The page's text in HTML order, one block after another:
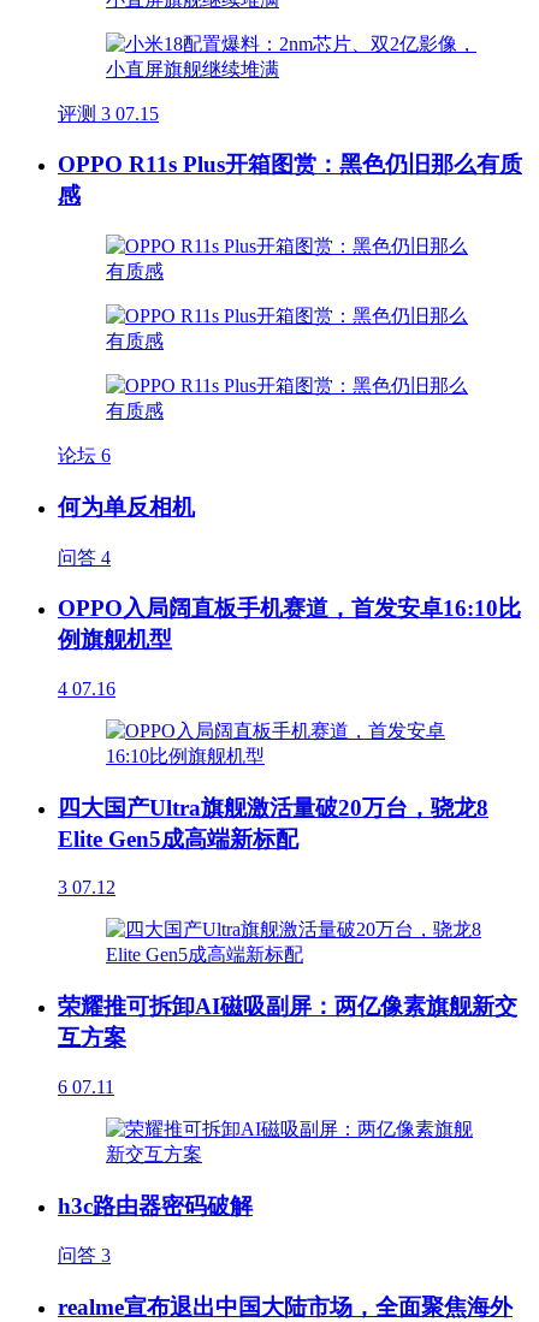
评测 3 07.15
OPPO R11s Plus开箱图赏：黑色仍旧那么有质
感
论坛 6
何为单反相机
问答 4
OPPO入局阔直板手机赛道，首发安卓16:10比
例旗舰机型
4 07.16
四大国产Ultra旗舰激活量破20万台，骁龙8
Elite Gen5成高端新标配
3 07.12
荣耀推可拆卸AI磁吸副屏：两亿像素旗舰新交
互方案
6 07.11
h3c路由器密码破解
问答 3
realme宣布退出中国大陆市场，全面聚焦海外